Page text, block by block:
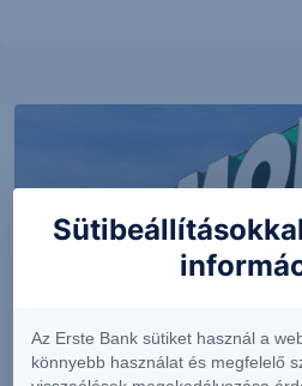
PIACI HÍREK
Az Erste Bank sütiket használ a
könnyebb használat és megfelelő